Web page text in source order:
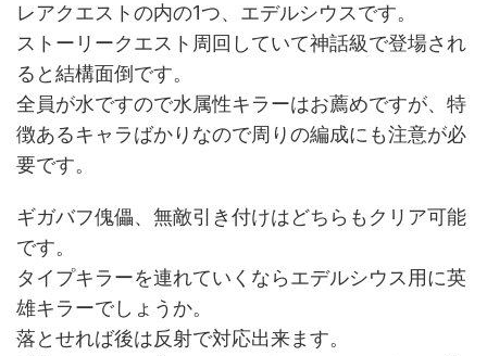
レアクエストの内の1つ、エデルシウスです。
ストーリークエスト周回していて神話級で登場され
ると結構面倒です。
全員が水ですので水属性キラーはお薦めですが、特
徴あるキャラばかりなので周りの編成にも注意が必
要です。
ギガバフ傀儡、無敵引き付けはどちらもクリア可能
です。
タイプキラーを連れていくならエデルシウス用に英
雄キラーでしょうか。
落とせれば後は反射で対応出来ます。